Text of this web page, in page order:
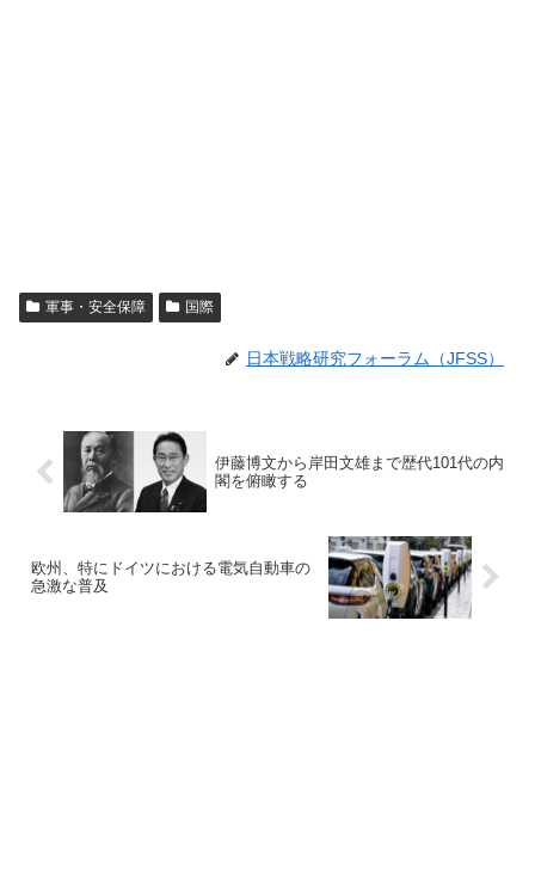
軍事・安全保障 国際
日本戦略研究フォーラム（JFSS）
伊藤博文から岸田文雄まで歴代101代の内
閣を俯瞰する
欧州、特にドイツにおける電気自動車の
急激な普及